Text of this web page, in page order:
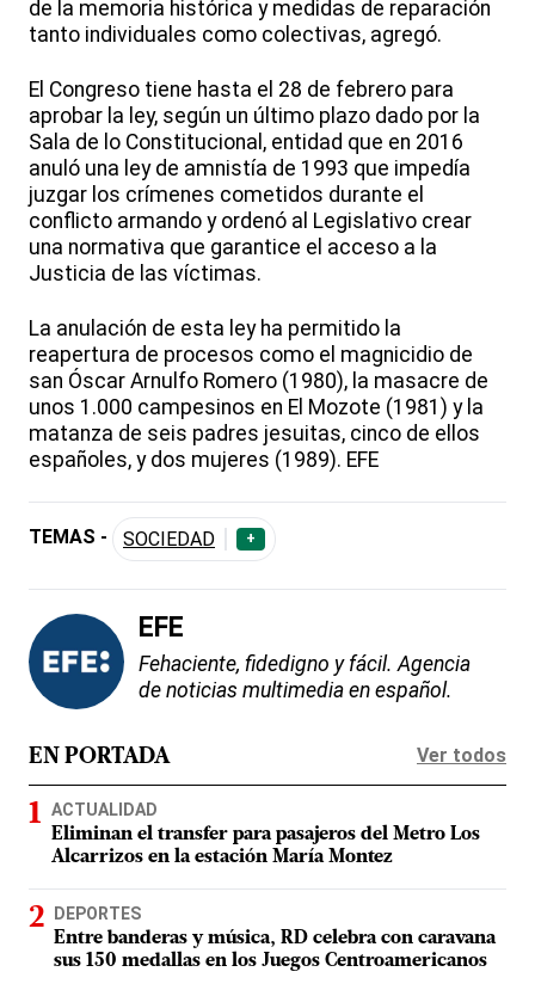
de la memoria histórica y medidas de reparación
tanto individuales como colectivas, agregó.
El Congreso tiene hasta el 28 de febrero para
aprobar la ley, según un último plazo dado por la
Sala de lo Constitucional, entidad que en 2016
anuló una ley de amnistía de 1993 que impedía
juzgar los crímenes cometidos durante el
conflicto armando y ordenó al Legislativo crear
una normativa que garantice el acceso a la
Justicia de las víctimas.
La anulación de esta ley ha permitido la
reapertura de procesos como el magnicidio de
san Óscar Arnulfo Romero (1980), la masacre de
unos 1.000 campesinos en El Mozote (1981) y la
matanza de seis padres jesuitas, cinco de ellos
españoles, y dos mujeres (1989). EFE
TEMAS - SOCIEDAD +
EFE
Fehaciente, fidedigno y fácil. Agencia
de noticias multimedia en español.
EN PORTADA Ver todos
ACTUALIDAD
Eliminan el transfer para pasajeros del Metro Los
Alcarrizos en la estación María Montez
DEPORTES
Entre banderas y música, RD celebra con caravana
sus 150 medallas en los Juegos Centroamericanos